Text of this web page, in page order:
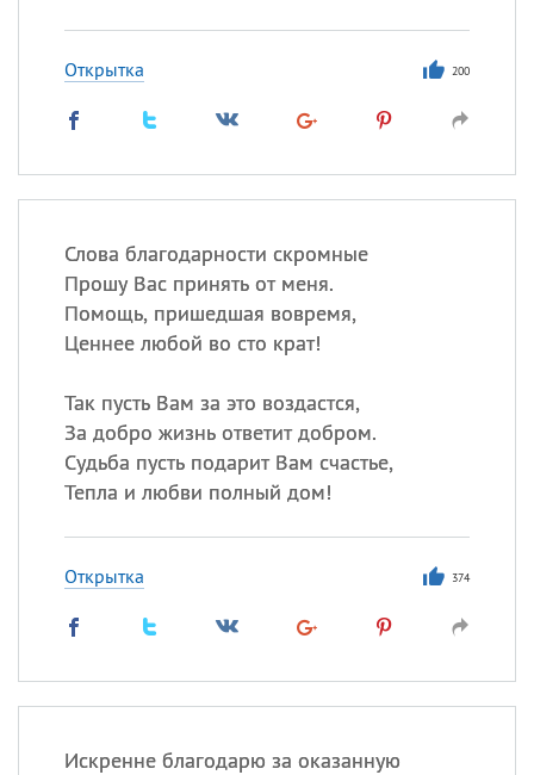
Открытка 200
Слова благодарности скромные
Прошу Вас принять от меня.
Помощь, пришедшая вовремя,
Ценнее любой во сто крат!
Так пусть Вам за это воздастся,
За добро жизнь ответит добром.
Судьба пусть подарит Вам счастье,
Тепла и любви полный дом!
Открытка 374
Искренне благодарю за оказанную